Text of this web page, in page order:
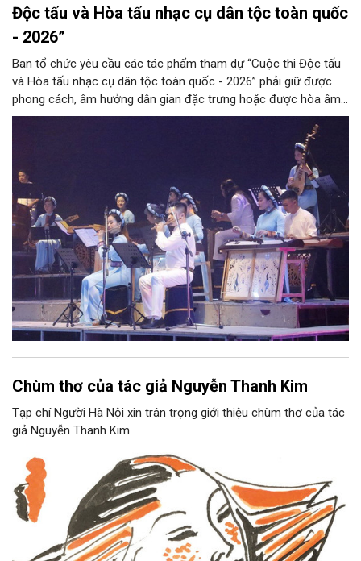
Độc tấu và Hòa tấu nhạc cụ dân tộc toàn quốc
- 2026”
Ban tổ chức yêu cầu các tác phẩm tham dự “Cuộc thi Độc tấu
và Hòa tấu nhạc cụ dân tộc toàn quốc - 2026” phải giữ được
phong cách, âm hưởng dân gian đặc trưng hoặc được hòa âm,
phối khí mới trên nền tảng làn điệu âm nhạc truyền thống Việt
Nam, đồng thời phải được trình diễn trực tiếp bằng nhạc cụ dân
Chùm thơ của tác giả Nguyễn Thanh Kim
Tạp chí Người Hà Nội xin trân trọng giới thiệu chùm thơ của tác
giả Nguyễn Thanh Kim.